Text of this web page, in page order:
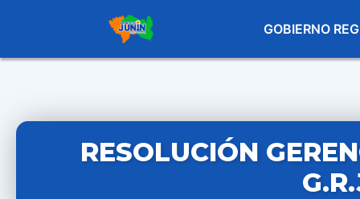
GOBIERNO
RESOLUCIÓN